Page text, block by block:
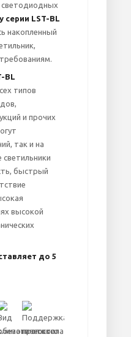
серии LST-BL
накопленный
BL
типов
и прочих
так и на
быстрый
высокой
до 5